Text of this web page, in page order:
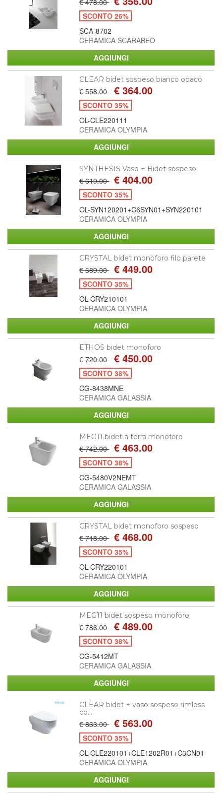
SCONTO 26%
SCA-8702
CERAMICA SCARABEO
CLEAR bidet sospeso bianco opaco
€ 558.00 € 364.00
SCONTO 35%
OL-CLE220111
CERAMICA OLYMPIA
SYNTHESIS Vaso + Bidet sospeso
€ 619.00 € 404.00
SCONTO 35%
OL-SYN120201+C6SYN01+SYN220101
CERAMICA OLYMPIA
CRYSTAL bidet monoforo filo parete
€ 689.00 € 449.00
SCONTO 35%
OL-CRY210101
CERAMICA OLYMPIA
ETHOS bidet monoforo
€ 720.00 € 450.00
SCONTO 38%
CG-8438MNE
CERAMICA GALASSIA
MEG11 bidet a terra monoforo
€ 742.00 € 463.00
SCONTO 38%
CG-5480V2NEMT
CERAMICA GALASSIA
CRYSTAL bidet monoforo sospeso
€ 718.00 € 468.00
SCONTO 35%
OL-CRY220101
CERAMICA OLYMPIA
MEG11 bidet sospeso monoforo
€ 786.00 € 489.00
SCONTO 38%
CG-5412MT
CERAMICA GALASSIA
CLEAR bidet + vaso sospeso rimless
co...
€ 863.00 € 563.00
SCONTO 35%
OL-CLE220101+CLE1202R01+C3CN01
CERAMICA OLYMPIA